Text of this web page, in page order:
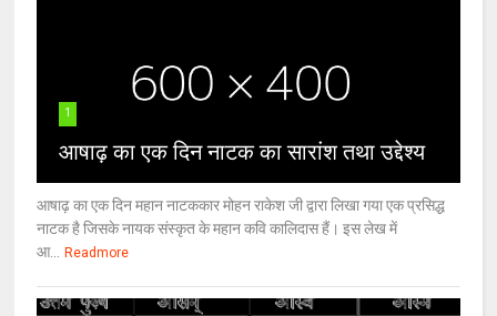
1
आषाढ़ का एक दिन नाटक का सारांश तथा उद्देश्य
आषाढ़ का एक दिन महान नाटककार मोहन राकेश जी द्वारा लिखा गया एक प्रसिद्ध
नाटक है जिसके नायक संस्कृत के महान कवि कालिदास हैं। इस लेख में
आ... Readmore